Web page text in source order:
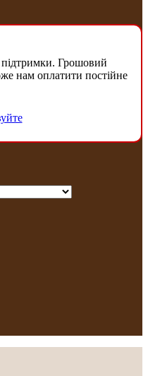
Грошовий
нам оплатити постійне